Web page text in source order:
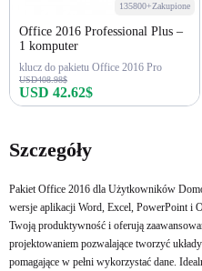
135800+Zakupione
Office 2016 Professional Plus –
1 komputer
klucz do pakietu Office 2016 Pro
USD408.98$
USD 42.62$
Szczegóły
Pakiet Office 2016 dla Użytkowników
wersje aplikacji Word, Excel, PowerPoint i
Twoją produktywność i oferują
projektowaniem pozwalające tworzyć
pomagające w pełni wykorzystać dane.